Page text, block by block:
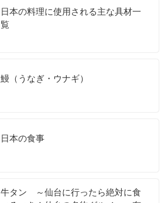
日本の料理に使用される主な具材一
覧
鰻（うなぎ・ウナギ）
日本の食事
牛タン ～仙台に行ったら絶対に食